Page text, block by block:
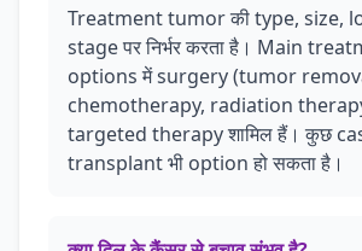
Treatment tumor की type, size,
stage पर निर्भर करता है। Main
options में surgery (tumor
chemotherapy, radiation
targeted therapy शामिल हैं। कुछ
transplant भी option हो सकता है।